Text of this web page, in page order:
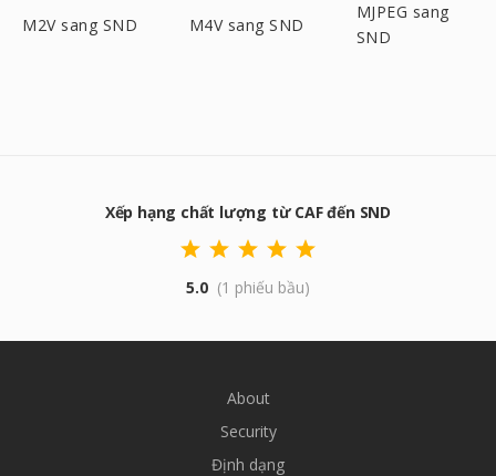
M2V sang SND M4V sang SND
MJPEG sang
SND
Xếp hạng chất lượng từ CAF đến SND
5.0 (1 phiếu bầu)
About
Security
Định dạng